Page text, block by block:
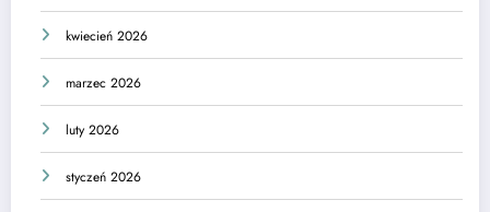
kwiecień 2026
marzec 2026
luty 2026
styczeń 2026